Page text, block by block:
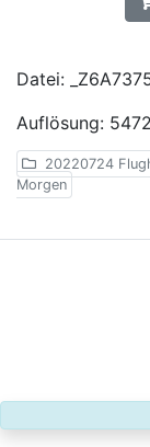
Datei:
Auflösung:
20220724
Morgen